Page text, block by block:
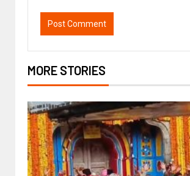
MORE STORIES